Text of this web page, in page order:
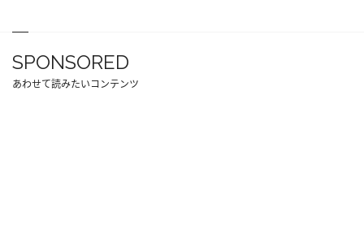
SPONSORED
あわせて読みたいコンテンツ